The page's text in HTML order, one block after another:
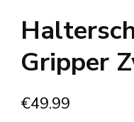
Gripper
€49.99